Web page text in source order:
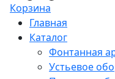
Корзина
Главная
Каталог
Фонтанная
Устьевое